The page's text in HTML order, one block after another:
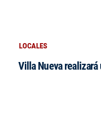
LOCALES
Villa Nueva